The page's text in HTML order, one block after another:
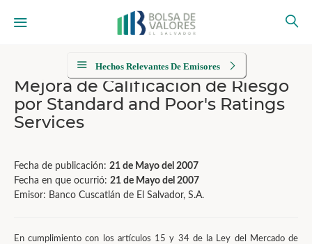
Hechos Relevantes De Emisores
Mejora de Calificación de Riesgo
por Standard and Poor's Ratings
Services
Fecha de publicación: 21 de Mayo del 2007
Fecha en que ocurrió: 21 de Mayo del 2007
Emisor: Banco Cuscatlán de El Salvador, S.A.
En cumplimiento con los artículos 15 y 34 de la Ley del Mercado de